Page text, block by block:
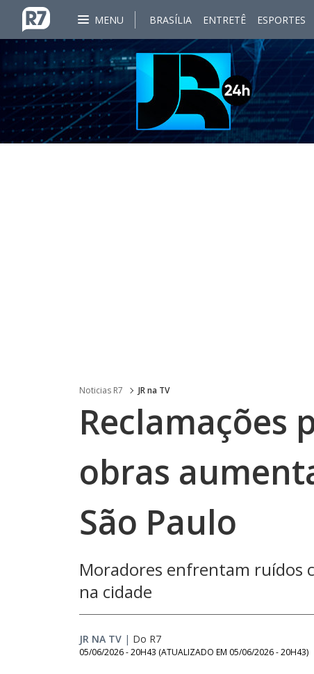
MENU BRASÍLIA ENTRETÊ ESPORTES
Noticias R7 JR na TV
Reclamações
obras
São Paulo
Moradores enfrentam ruídos
na cidade
JR NA TV | Do R7
05/06/2026 - 20H43 (ATUALIZADO EM 05/06/2026 - 20H43)